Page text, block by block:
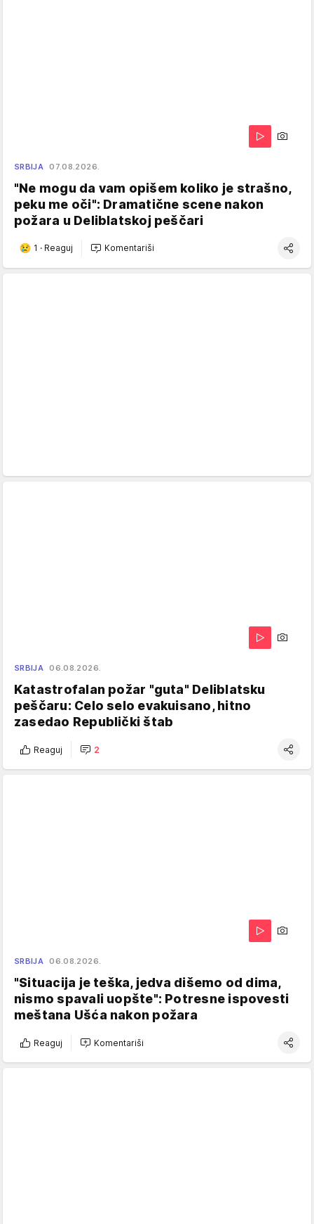
SRBIJA 07.08.2026.
"Ne mogu da vam opišem koliko je strašno,
peku me oči": Dramatične scene nakon
požara u Deliblatskoj peščari
1 · Reaguj Komentariši
SRBIJA 06.08.2026.
Katastrofalan požar "guta" Deliblatsku
peščaru: Celo selo evakuisano, hitno
zasedao Republički štab
Reaguj 2
SRBIJA 06.08.2026.
"Situacija je teška, jedva dišemo od dima,
nismo spavali uopšte": Potresne ispovesti
meštana Ušća nakon požara
Reaguj Komentariši